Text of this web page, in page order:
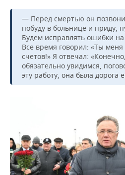
— Перед смертью он
побуду в больнице и приду,
Будем исправлять ошибки
Все время говорил: «Ты
счетов!» Я отвечал:
обязательно увидимся,
эту работу, она была дорога